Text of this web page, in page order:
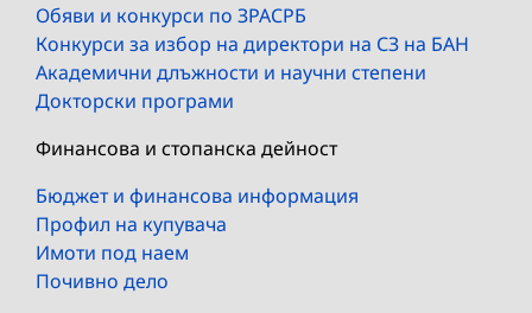
Обяви и конкурси по ЗРАСРБ
Конкурси за избор на директори на СЗ на БАН
Академични длъжности и научни степени
Докторски програми
Финансова и стопанска дейност
Бюджет и финансова информация
Профил на купувача
Имоти под наем
Почивно дело